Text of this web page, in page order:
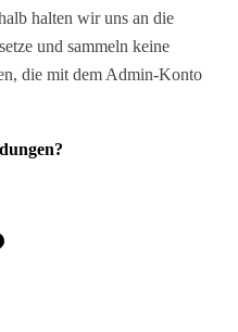
halten wir uns an die
und sammeln keine
die mit dem Admin-Konto